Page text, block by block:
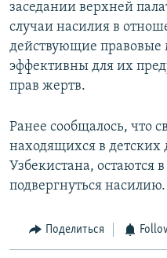
заседании верхней
случаи насилия в
действующие правовые
эффективны для их
прав жертв.
Ранее сообщалось, что
находящихся в
Узбекистана, остаются
подвергнуться насилию.
Поделиться